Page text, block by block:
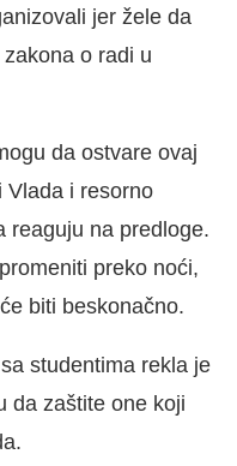
jer žele da
o radi u
da ostvare ovaj
Vlada i resorno
reaguju na predloge.
preko noći,
biti beskonačno.
studentima rekla je
da zaštite one koji